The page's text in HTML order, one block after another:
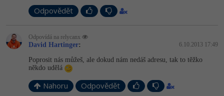
ASP.NET MVC
MS-SQL
3D grafik
Projektový manažer
Databázový analytik
Copywriter
VB.NET
SQL
Návrh SW -80%
Algoritmy -41%
Odpovědět
Odpovídá na relycanx
David Hartinger: 6.10.2013 17:49
Poprosit nás můžeš, ale dokud nám nedáš adresu, tak to těžko
někdo udělá
Nahoru Odpovědět